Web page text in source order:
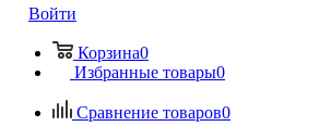
Войти
Корзина0
Избранные товары0
Сравнение товаров0